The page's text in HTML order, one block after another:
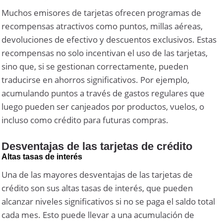
Muchos emisores de tarjetas ofrecen programas de
recompensas atractivos como puntos, millas aéreas,
devoluciones de efectivo y descuentos exclusivos. Estas
recompensas no solo incentivan el uso de las tarjetas,
sino que, si se gestionan correctamente, pueden
traducirse en ahorros significativos. Por ejemplo,
acumulando puntos a través de gastos regulares que
luego pueden ser canjeados por productos, vuelos, o
incluso como crédito para futuras compras.
Desventajas de las tarjetas de crédito
Altas tasas de interés
Una de las mayores desventajas de las tarjetas de
crédito son sus altas tasas de interés, que pueden
alcanzar niveles significativos si no se paga el saldo total
cada mes. Esto puede llevar a una acumulación de